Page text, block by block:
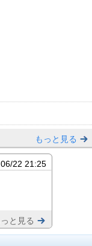
もっと見る
06/22 21:25
と見る